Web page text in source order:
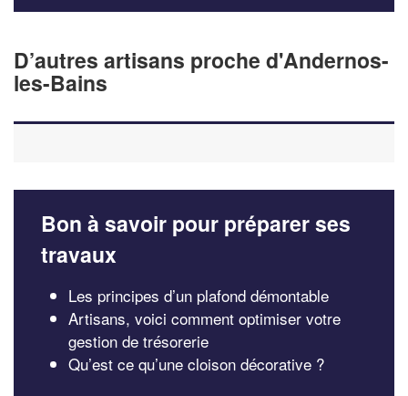
D’autres artisans proche d'Andernos-
les-Bains
Bon à savoir pour préparer ses
travaux
Les principes d’un plafond démontable
Artisans, voici comment optimiser votre
gestion de trésorerie
Qu’est ce qu’une cloison décorative ?